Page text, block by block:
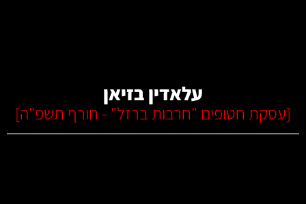
עלאדין בזיאן
[עסקת חטופים "חרבות ברזל" - חורף תשפ"ה]